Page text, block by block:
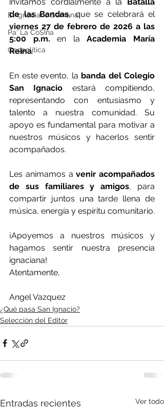
El Ignaciano Semanal
Pa' La CoSIna
Geopolítica
de las Bandas
viernes 27 de febrero de 2026 a las
5:00 p.m. en la Academia María
Reina.
En este evento, la banda del Colegio
San Ignacio estará compitiendo,
representando con entusiasmo y
talento a nuestra comunidad. Su
apoyo es fundamental para motivar a
nuestros músicos y hacerlos sentir
acompañados.
Les animamos a venir acompañados
de sus familiares y amigos, para
compartir juntos una tarde llena de
música, energía y espíritu comunitario.
¡Apoyemos a nuestros músicos y
hagamos sentir nuestra presencia
ignaciana!
Atentamente,
Angel Vazquez
¿Qué pasa San Ignacio?
Selección del Editor
Entradas recientes Ver todo